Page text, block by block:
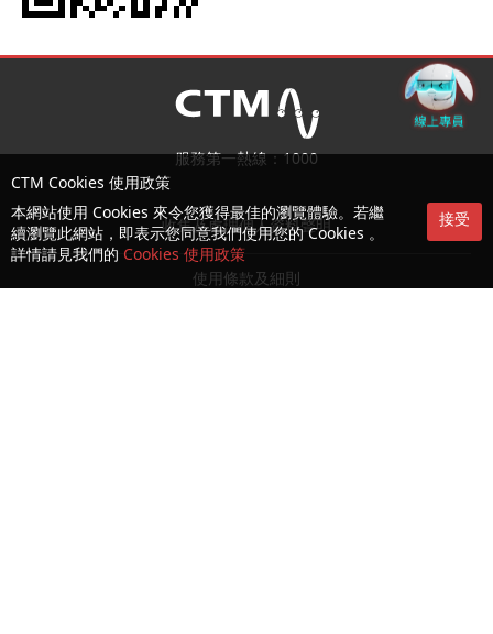
服務第一熱線：1000
收集及處理個人資料聲明
使用條款及細則
CTM Cookies 使用政策
本網站使用 Cookies 來令您獲得最佳的瀏覽體驗。若繼
續瀏覽此網站，即表示您同意我們使用您的 Cookies 。
詳情請見我們的 Cookies 使用政策
接受